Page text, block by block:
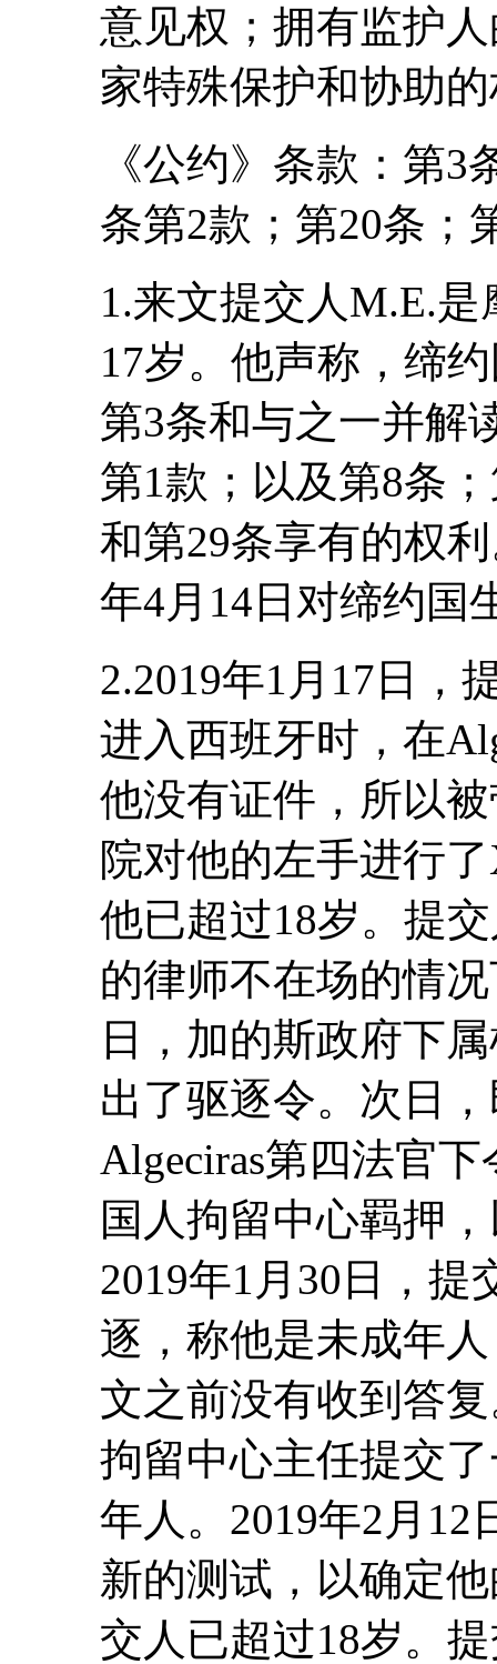
意见权；拥有监护
家特殊保护和协助
《公约》条款：第3
条第2款；第20条；
1.来文提交人M.E.
17岁。他声称，缔
第3条和与之一并解
第1款；以及第8条
和第29条享有的权
年4月14日对缔约国
2.2019年1月17日，
进入西班牙时，在
他没有证件，所以
院对他的左手进行
他已超过18岁。提
的律师不在场的情
日，加的斯政府下
出了驱逐令。次日
Algeciras第四法官
国人拘留中心羁押
2019年1月30日，提
逐，称他是未成年
文之前没有收到答
拘留中心主任提交
年人。2019年2月12
新的测试，以确定
交人已超过18岁。